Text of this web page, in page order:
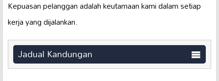
Kepuasan pelanggan adalah keutamaan kami dalam setiap
kerja yang dijalankan.
Jadual Kandungan